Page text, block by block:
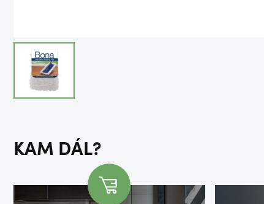
KAM DÁL?